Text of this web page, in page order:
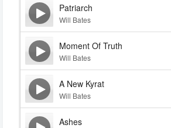
Patriarch
Will Bates
Moment Of Truth
Will Bates
A New Kyrat
Will Bates
Ashes